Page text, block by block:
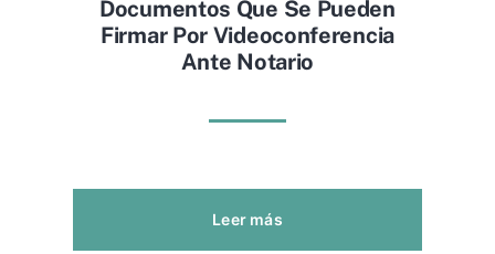
Documentos Que Se Pueden
Firmar Por Videoconferencia
Ante Notario
Leer más